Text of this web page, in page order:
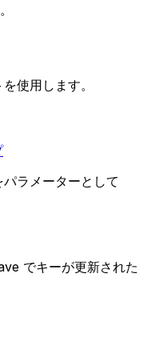
使用します。
ラメーターとして
でキーが更新された